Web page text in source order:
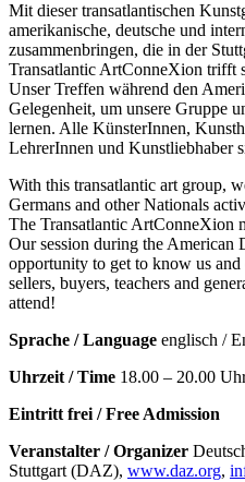
Mit dieser transatlantischen
amerikanische, deutsche und
zusammenbringen, die in der
Transatlantic ArtConneXion
Unser Treffen während den
Gelegenheit, um unsere Gruppe
lernen. Alle KünsterInnen,
LehrerInnen und Kunstliebhaber
With this transatlantic art group,
Germans and other Nationals
The Transatlantic ArtConneXion
Our session during the American
opportunity to get to know us
sellers, buyers, teachers and
attend!
Sprache / Language englisch /
Uhrzeit / Time 18.00 – 20.00
Eintritt frei / Free Admission
Veranstalter / Organizer
Stuttgart (DAZ), www.daz.org,